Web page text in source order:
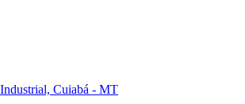
Cuiabá - MT